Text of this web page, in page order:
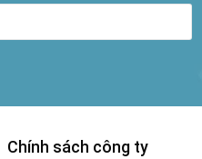
Chính sách công ty